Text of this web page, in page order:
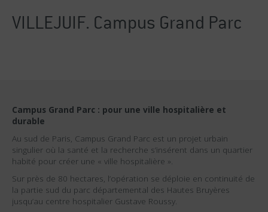
VILLEJUIF. Campus Grand Parc
Campus Grand Parc : pour une ville hospitalière et
durable
Au sud de Paris, Campus Grand Parc est un projet urbain
singulier où la santé et la recherche s’insérent dans un quartier
habité pour créer une « ville hospitalière ».
Sur près de 80 hectares, l’opération se déploie en continuité de
la partie sud du parc départemental des Hautes Bruyères
jusqu’au centre hospitalier Gustave Roussy.